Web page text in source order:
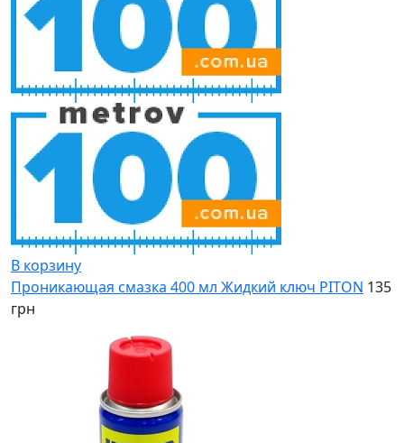
В корзину
Проникающая смазка 400 мл Жидкий ключ PITON 135
грн